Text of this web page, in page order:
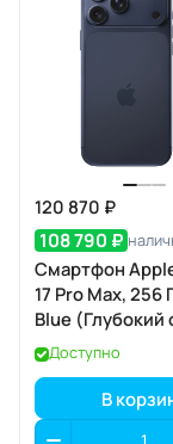
120 870 ₽
108 790 ₽
Смартфон
17 Pro Max, 256
Blue (Глубокий
SIM+eSIM
Доступно
В